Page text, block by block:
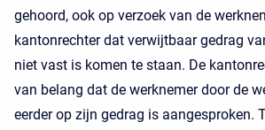
gehoord, ook op verzoek van de
kantonrechter dat verwijtbaar gedrag
niet vast is komen te staan. De
van belang dat de werknemer door de
eerder op zijn gedrag is aangesproken.